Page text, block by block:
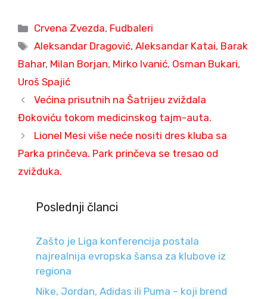
Categories
Crvena Zvezda, Fudbaleri
Tags
Aleksandar Dragović,Aleksandar Katai, Barak
Bahar, Milan Borjan, Mirko Ivanić, Osman Bukari,
Uroš Spajić
Većina prisutnih na Šatrijeu zviždala
Đokoviću tokom medicinskog tajm-auta.
Lionel Mesi više neće nositi dres kluba sa
Parka prinčeva. Park prinčeva se tresao od
zvižduka.
Poslednji članci
Zašto je Liga konferencija postala
najrealnija evropska šansa za klubove iz
regiona
Nike, Jordan, Adidas ili Puma – koji brend